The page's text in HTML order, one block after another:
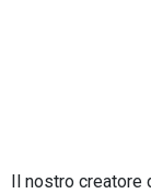
Il nostro creatore